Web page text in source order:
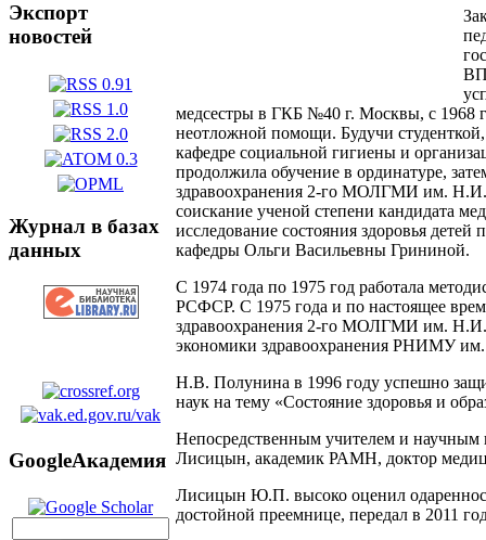
Экспорт
новостей
Журнал в базах
данных
GoogleАкадемия
медсестры в ГКБ №40 г. Москвы, с 1968
неотложной помощи. Будучи студенткой,
кафедре социальной гигиены и
продолжила обучение в ординатуре,
здравоохранения 2-го МОЛГМИ им. Н.И.
соискание ученой степени кандидата
исследование состояния здоровья
кафедры Ольги Васильевны Грининой.
С 1974 года по 1975 год работала
РСФСР. С 1975 года и по настоящее
здравоохранения 2-го МОЛГМИ им. Н.И.
экономики здравоохранения РНИМУ
Н.В. Полунина в 1996 году успешно
наук на тему «Состояние здоровья и
Непосредственным учителем и
Лисицын, академик РАМН, доктор
Лисицын Ю.П. высоко оценил
достойной преемнице, передал в 2011